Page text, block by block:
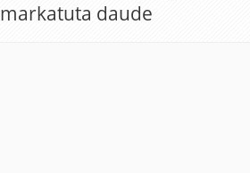
markatuta daude